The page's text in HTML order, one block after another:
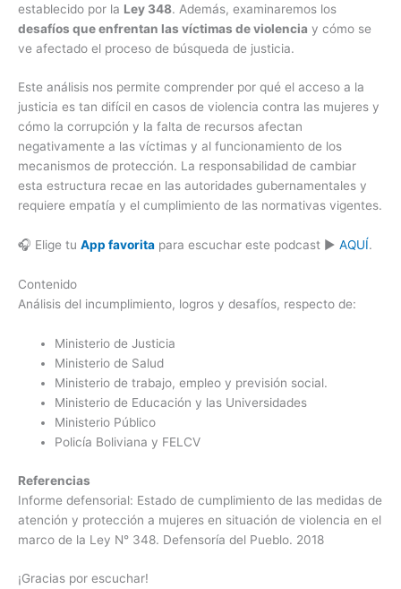
establecido por la Ley 348. Además, examinaremos los
desafíos que enfrentan las víctimas de violencia y cómo se
ve afectado el proceso de búsqueda de justicia.
Este análisis nos permite comprender por qué el acceso a la
justicia es tan difícil en casos de violencia contra las mujeres y
cómo la corrupción y la falta de recursos afectan
negativamente a las víctimas y al funcionamiento de los
mecanismos de protección. La responsabilidad de cambiar
esta estructura recae en las autoridades gubernamentales y
requiere empatía y el cumplimiento de las normativas vigentes.
🎧 Elige tu App favorita para escuchar este podcast ▶️ AQUÍ.
Contenido
Análisis del incumplimiento, logros y desafíos, respecto de:
Ministerio de Justicia
Ministerio de Salud
Ministerio de trabajo, empleo y previsión social.
Ministerio de Educación y las Universidades
Ministerio Público
Policía Boliviana y FELCV
Referencias
Informe defensorial: Estado de cumplimiento de las medidas de
atención y protección a mujeres en situación de violencia en el
marco de la Ley N° 348. Defensoría del Pueblo. 2018
¡Gracias por escuchar!